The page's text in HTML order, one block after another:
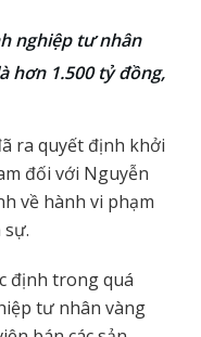
nghiệp tư nhân
hơn 1.500 tỷ đồng,
ra quyết định khởi
đối với Nguyễn
về hành vi phạm
định trong quá
tư nhân vàng